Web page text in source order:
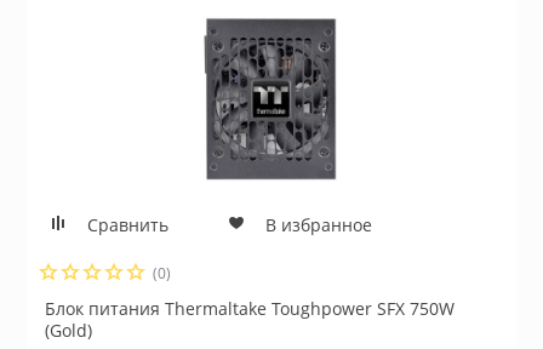
Сравнить В избранное
(0)
Блок питания Thermaltake Toughpower SFX 750W
(Gold)